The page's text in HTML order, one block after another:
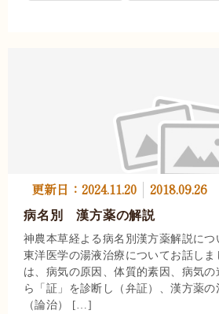
更新日： 2024.11.20 2018.09.26
病名別 漢方薬の解説
神農本草経よる病名別漢方薬解説につ
東洋医学の湯液治療についてお話し
は、病気の原因、体質的素因、病気
ら「証」を診断し（弁証）、漢方薬
（論治） […]